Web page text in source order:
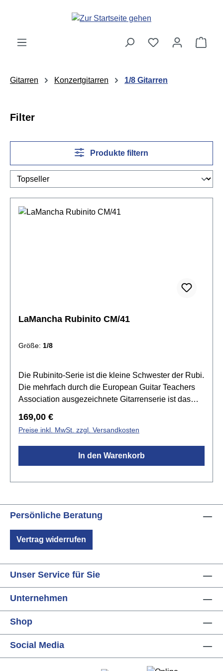
Zum Hauptinhalt springen
Gitarren Konzertgitarren 1/8 Gitarren
Filter
Produkte filtern
LaMancha Rubinito CM/41
Größe: 1/8
Die Rubinito-Serie ist die kleine Schwester der Rubi.
Die mehrfach durch die European Guitar Teachers
Association ausgezeichnete Gitarrenserie ist das
Größen und Farben und mit unterschiedlicher
Ausstattung.Spezifikationen: Größe: 1/8Decke:
Zeder massivBoden & Zargen: MahagoniHals:
NatoGriffbrett: OvangkolSteg: OvangkolSattel- &
ABSMensur: 410 mmSattelbreite: 43 mmMechanik:
offenporig
Regulärer Preis:
169,00 €
Preise inkl. MwSt. zzgl. Versandkosten
In den Warenkorb
Persönliche Beratung
Vertrag widerrufen
Unser Service für Sie
Unternehmen
Shop
Social Media